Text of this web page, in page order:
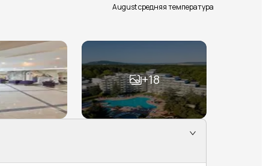
August средняя температура
+18